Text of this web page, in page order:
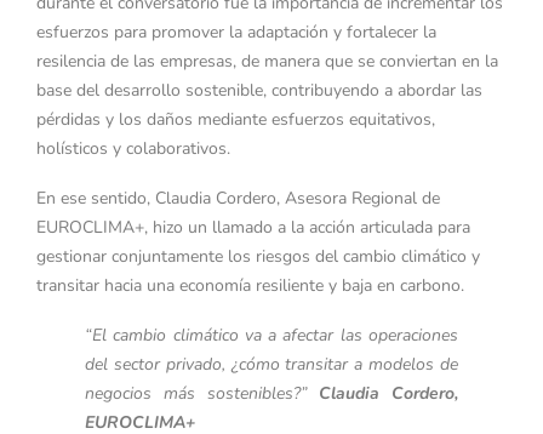
esfuerzos para promover la adaptación y fortalecer la
resilencia de las empresas, de manera que se conviertan en la
base del desarrollo sostenible, contribuyendo a abordar las
pérdidas y los daños mediante esfuerzos equitativos,
holísticos y colaborativos.
En ese sentido, Claudia Cordero, Asesora Regional de
EUROCLIMA+, hizo un llamado a la acción articulada para
gestionar conjuntamente los riesgos del cambio climático y
transitar hacia una economía resiliente y baja en carbono.
“El cambio climático va a afectar las operaciones
del sector privado, ¿cómo transitar a modelos de
negocios más sostenibles?” Claudia Cordero,
EUROCLIMA+